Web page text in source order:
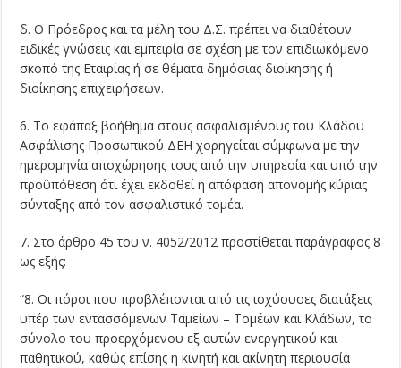
δ. Ο Πρόεδρος και τα μέλη του Δ.Σ. πρέπει να διαθέτουν
ειδικές γνώσεις και εμπειρία σε σχέση με τον επιδιωκόμενο
σκοπό της Εταιρίας ή σε θέματα δημόσιας διοίκησης ή
διοίκησης επιχειρήσεων.
6. Το εφάπαξ βοήθημα στους ασφαλισμένους του Κλάδου
Ασφάλισης Προσωπικού ΔΕΗ χορηγείται σύμφωνα με την
ημερομηνία αποχώρησης τους από την υπηρεσία και υπό την
προϋπόθεση ότι έχει εκδοθεί η απόφαση απονομής κύριας
σύνταξης από τον ασφαλιστικό τομέα.
7. Στο άρθρο 45 του ν. 4052/2012 προστίθεται παράγραφος 8
ως εξής:
“8. Οι πόροι που προβλέπονται από τις ισχύουσες διατάξεις
υπέρ των εντασσόμενων Ταμείων – Τομέων και Κλάδων, το
σύνολο του προερχόμενου εξ αυτών ενεργητικού και
παθητικού, καθώς επίσης η κινητή και ακίνητη περιουσία